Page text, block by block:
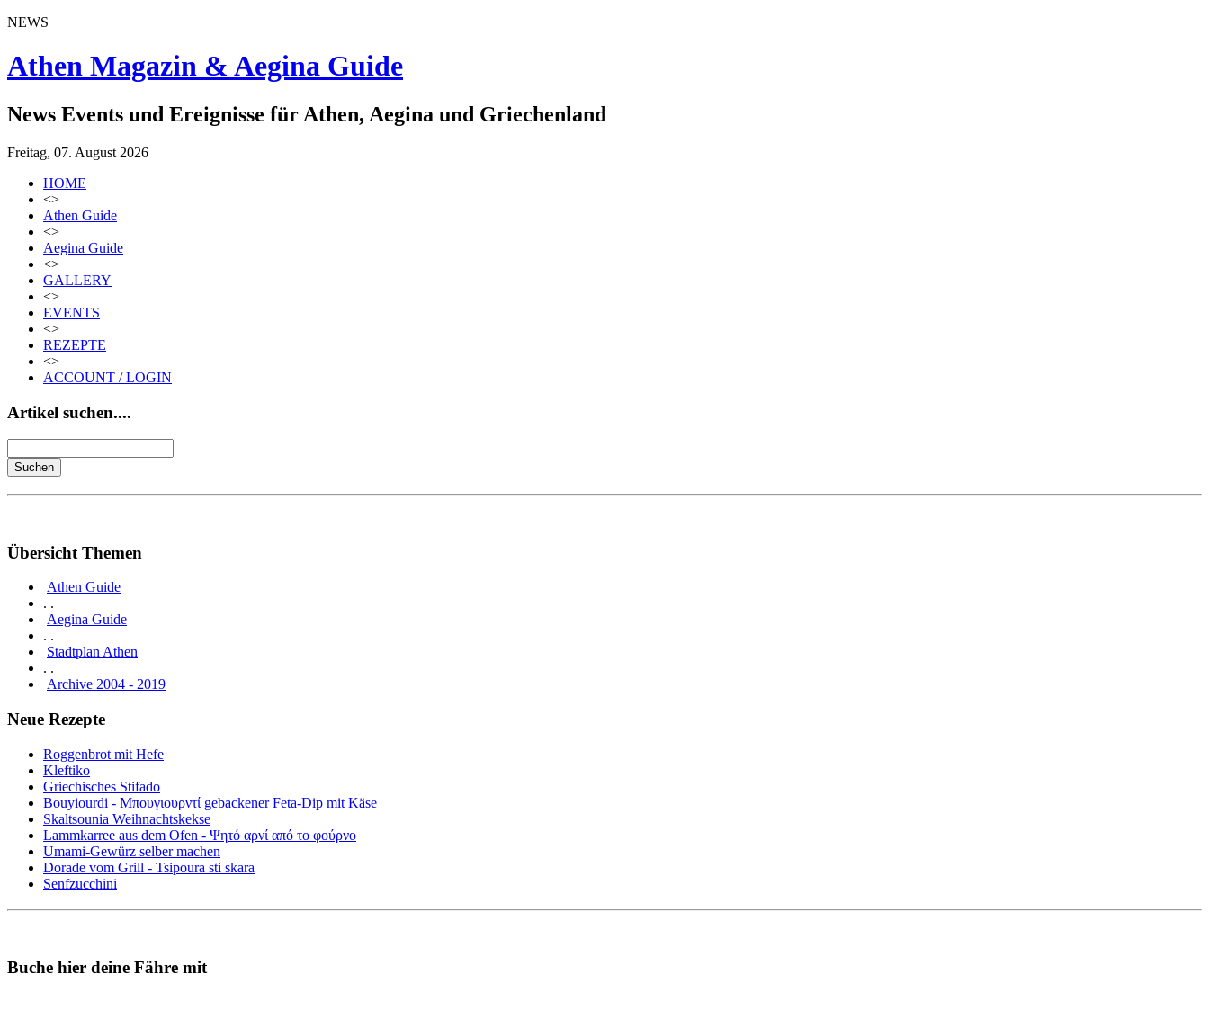
NEWS
Athen Magazin & Aegina Guide
News Events und Ereignisse für Athen, Aegina und Griechenland
Freitag, 07. August 2026
HOME
<>
Athen Guide
<>
Aegina Guide
<>
GALLERY
<>
EVENTS
<>
REZEPTE
<>
ACCOUNT / LOGIN
Artikel suchen....
Übersicht Themen
Athen Guide
. .
Aegina Guide
. .
Stadtplan Athen
. .
Archive 2004 - 2019
Neue Rezepte
Roggenbrot mit Hefe
Kleftiko
Griechisches Stifado
Bouyiourdi - Μπουγιουρντί gebackener Feta-Dip mit Käse
Skaltsounia Weihnachtskekse
Lammkarree aus dem Ofen - Ψητό αρνί από το φούρνο
Umami-Gewürz selber machen
Dorade vom Grill - Tsipoura sti skara
Senfzucchini
Buche hier deine Fähre mit